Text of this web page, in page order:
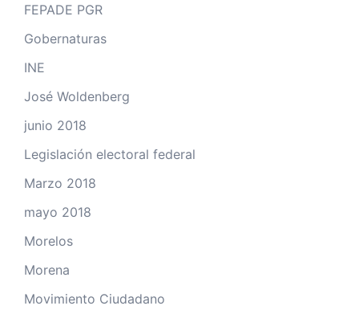
FEPADE PGR
Gobernaturas
INE
José Woldenberg
junio 2018
Legislación electoral federal
Marzo 2018
mayo 2018
Morelos
Morena
Movimiento Ciudadano